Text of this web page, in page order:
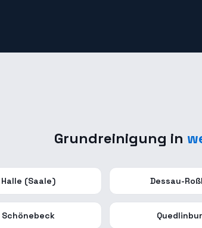
Grundreinigung in
Halle (Saale) Dessau-
Schönebeck